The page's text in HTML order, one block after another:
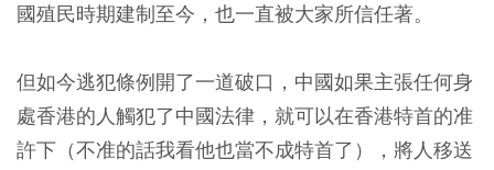
國殖民時期建制至今，也一直被大家所信任著。
但如今逃犯條例開了一道破口，中國如果主張任何身
處香港的人觸犯了中國法律，就可以在香港特首的准
許下（不准的話我看他也當不成特首了），將人移送